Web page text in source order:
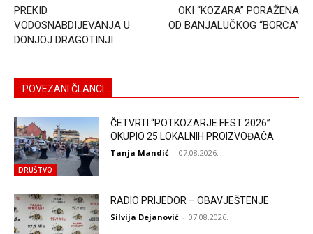
PREKID
VODOSNABDIJEVANJA U
DONJOJ DRAGOTINJI
OKI “KOZARA” PORAŽENA
OD BANJALUČKOG “BORCA”
POVEZANI ČLANCI
DRUŠTVO
ČETVRTI “POTKOZARJE FEST 2026”
OKUPIO 25 LOKALNIH PROIZVOĐAČA
Tanja Mandić - 07.08.2026.
RADIO PRIJEDOR – OBAVJEŠTENJE
Silvija Dejanović - 07.08.2026.